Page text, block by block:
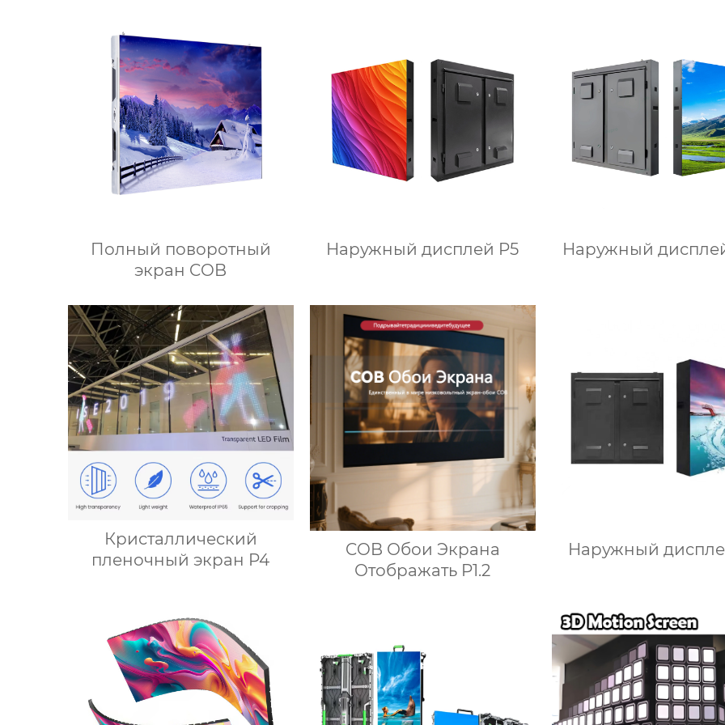
Полный поворотный
экран COB
Наружный дисплей P5 Наружный
Кристаллический
пленочный экран P4
COB Обои Экрана
Отображать P1.2
Наружный